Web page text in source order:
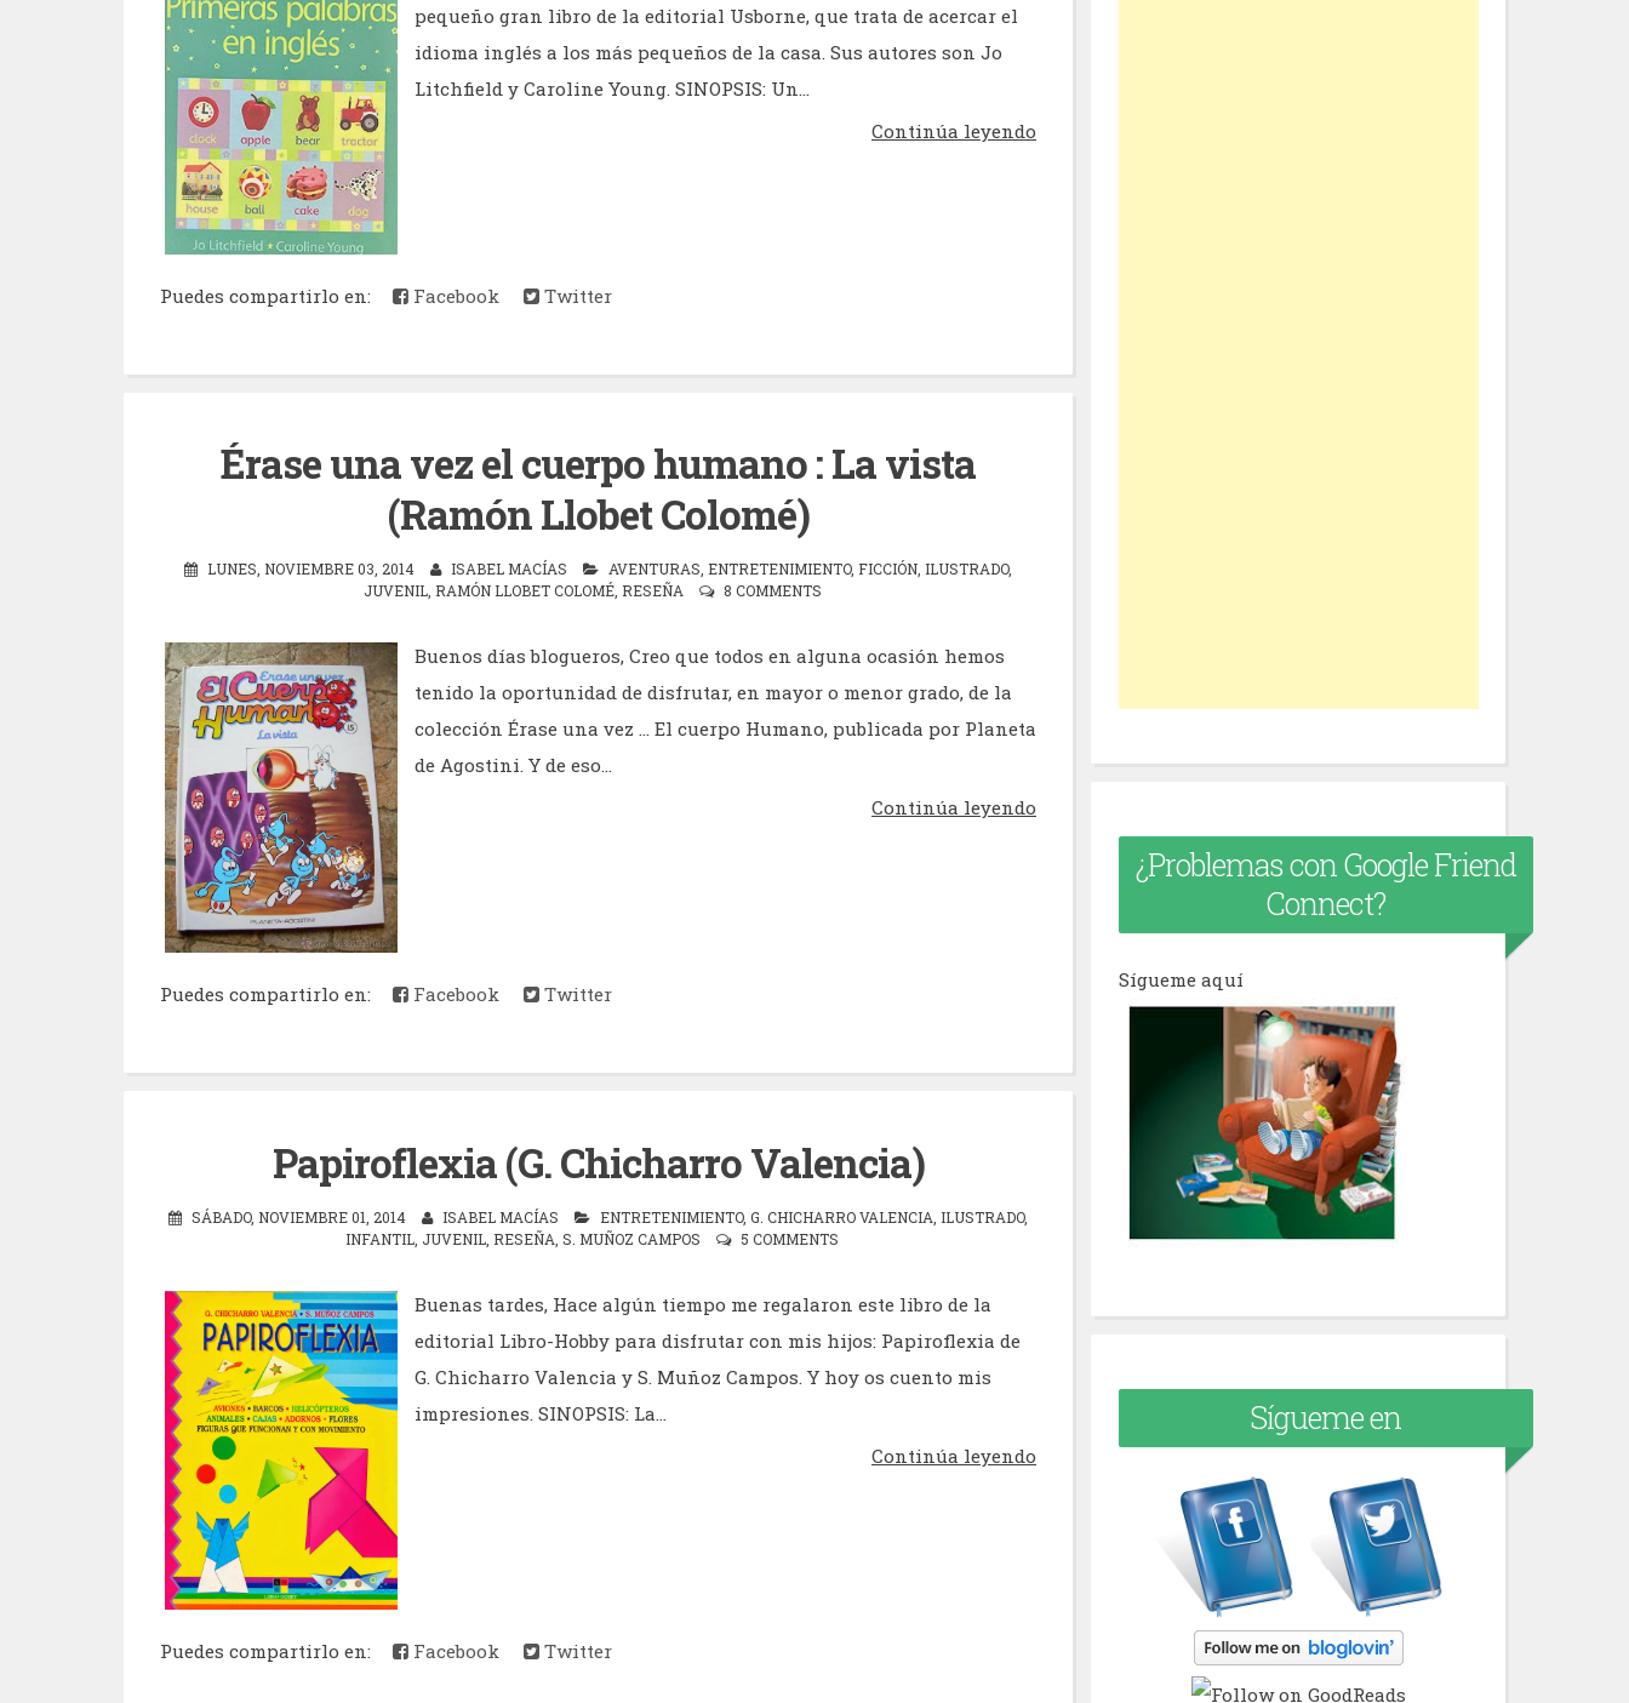
pequeño gran libro de la editorial Usborne, que trata de acercar el
idioma inglés a los más pequeños de la casa. Sus autores son Jo
Litchfield y Caroline Young. SINOPSIS: Un...
Continúa leyendo
Puedes compartirlo en: Facebook Twitter
Érase una vez el cuerpo humano : La vista
(Ramón Llobet Colomé)
LUNES, NOVIEMBRE 03, 2014 ISABEL MACÍAS AVENTURAS, ENTRETENIMIENTO, FICCIÓN, ILUSTRADO,
JUVENIL, RAMÓN LLOBET COLOMÉ, RESEÑA 8 COMMENTS
Buenos días blogueros, Creo que todos en alguna ocasión hemos
tenido la oportunidad de disfrutar, en mayor o menor grado, de la
colección Érase una vez ... El cuerpo Humano, publicada por Planeta
de Agostini. Y de eso...
Continúa leyendo
Puedes compartirlo en: Facebook Twitter
Papiroflexia (G. Chicharro Valencia)
SÁBADO, NOVIEMBRE 01, 2014 ISABEL MACÍAS ENTRETENIMIENTO, G. CHICHARRO VALENCIA ILUSTRADO,
INFANTIL JUVENIL RESEÑA S. MUÑOZ CAMPOS 5 COMMENTS
Buenas tardes, Hace algún tiempo me regalaron este libro de la
editorial Libro-Hobby para disfrutar con mis hijos: Papiroflexia de
G. Chicharro Valencia y S. Muñoz Campos. Y hoy os cuento mis
impresiones. SINOPSIS: La...
Continúa leyendo
Puedes compartirlo en: Facebook Twitter
¿Problemas con Google Friend
Connect?
Sígueme aquí
Sígueme en